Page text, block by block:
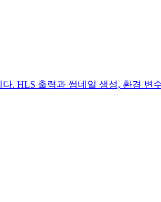
. HLS 출력과 썸네일 생성, 환경 변